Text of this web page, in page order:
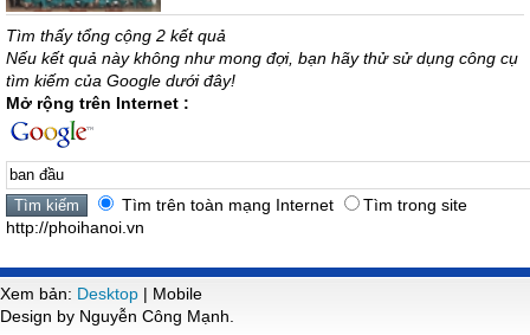
Tìm thấy tổng cộng 2 kết quả
Nếu kết quả này không như mong đợi, bạn hãy thử sử dụng công cụ
tìm kiếm của Google dưới đây!
Mở rộng trên Internet :
Tìm trên toàn mạng Internet
Tìm trong site
http://phoihanoi.vn
Xem bản: Desktop | Mobile
Design by Nguyễn Công Mạnh.